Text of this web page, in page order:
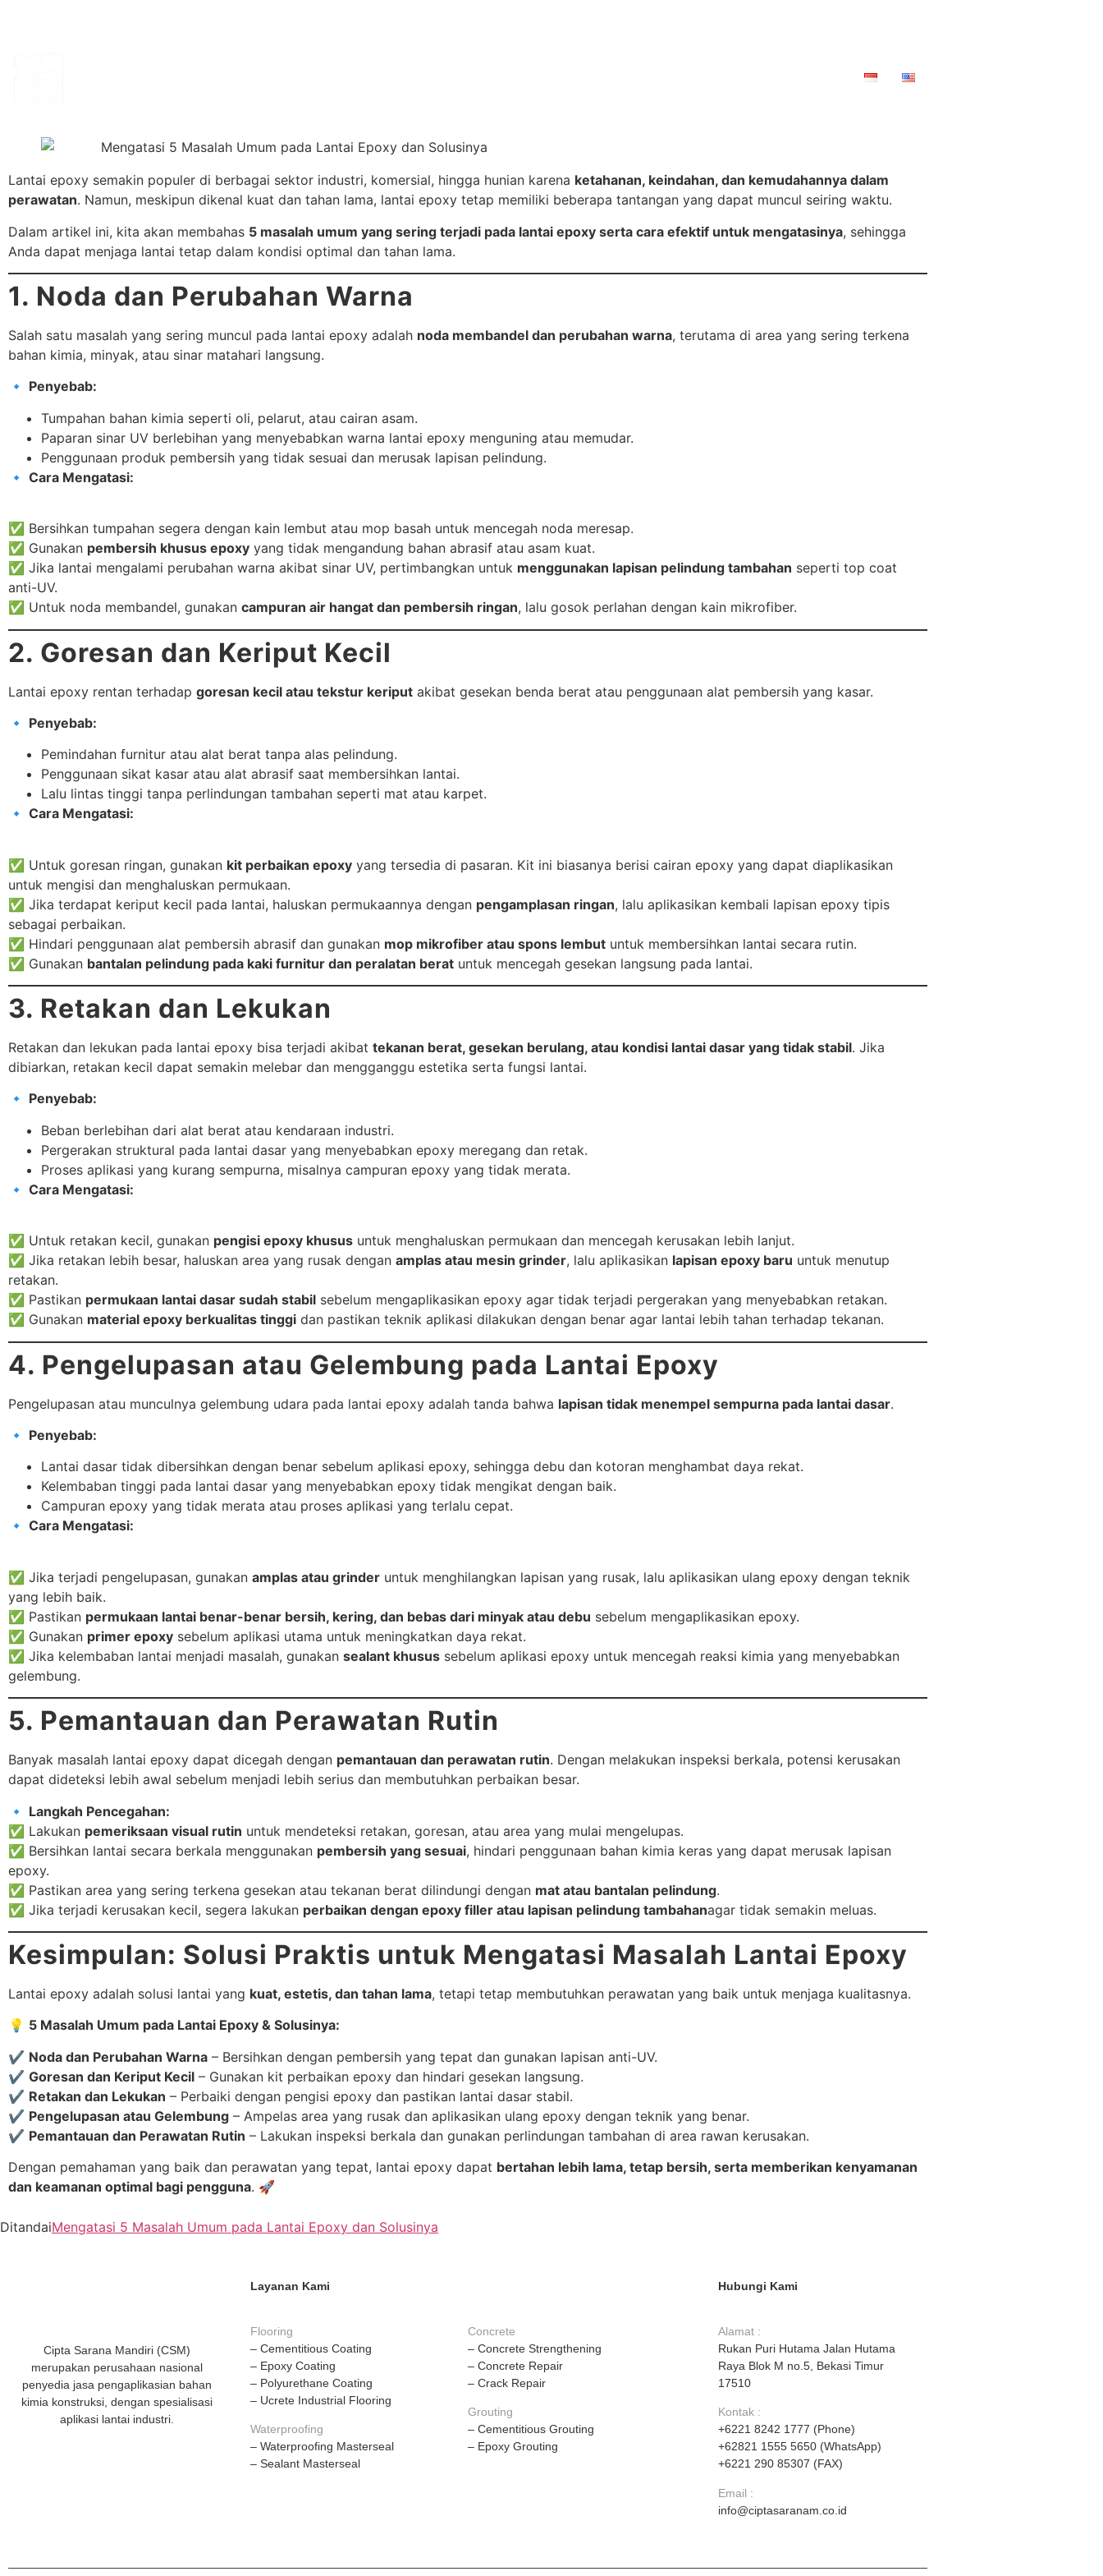
Lantai epoxy semakin populer di berbagai sektor industri, komersial, hingga hunian karena ketahanan, keindahan, dan kemudahannya dalam
perawatan. Namun, meskipun dikenal kuat dan tahan lama, lantai epoxy tetap memiliki beberapa tantangan yang dapat muncul seiring waktu.
Dalam artikel ini, kita akan membahas 5 masalah umum yang sering terjadi pada lantai epoxy serta cara efektif untuk mengatasinya, sehingga
Anda dapat menjaga lantai tetap dalam kondisi optimal dan tahan lama.
1. Noda dan Perubahan Warna
Salah satu masalah yang sering muncul pada lantai epoxy adalah noda membandel dan perubahan warna, terutama di area yang sering terkena
bahan kimia, minyak, atau sinar matahari langsung.
🔹 Penyebab:
Tumpahan bahan kimia seperti oli, pelarut, atau cairan asam.
Paparan sinar UV berlebihan yang menyebabkan warna lantai epoxy menguning atau memudar.
Penggunaan produk pembersih yang tidak sesuai dan merusak lapisan pelindung.
🔹 Cara Mengatasi:
✅ Bersihkan tumpahan segera dengan kain lembut atau mop basah untuk mencegah noda meresap.
✅ Gunakan pembersih khusus epoxy yang tidak mengandung bahan abrasif atau asam kuat.
✅ Jika lantai mengalami perubahan warna akibat sinar UV, pertimbangkan untuk menggunakan lapisan pelindung tambahan seperti top coat
anti-UV.
✅ Untuk noda membandel, gunakan campuran air hangat dan pembersih ringan, lalu gosok perlahan dengan kain mikrofiber.
2. Goresan dan Keriput Kecil
Lantai epoxy rentan terhadap goresan kecil atau tekstur keriput akibat gesekan benda berat atau penggunaan alat pembersih yang kasar.
🔹 Penyebab:
Pemindahan furnitur atau alat berat tanpa alas pelindung.
Penggunaan sikat kasar atau alat abrasif saat membersihkan lantai.
Lalu lintas tinggi tanpa perlindungan tambahan seperti mat atau karpet.
🔹 Cara Mengatasi:
✅ Untuk goresan ringan, gunakan kit perbaikan epoxy yang tersedia di pasaran. Kit ini biasanya berisi cairan epoxy yang dapat diaplikasikan
untuk mengisi dan menghaluskan permukaan.
✅ Jika terdapat keriput kecil pada lantai, haluskan permukaannya dengan pengamplasan ringan, lalu aplikasikan kembali lapisan epoxy tipis
sebagai perbaikan.
✅ Hindari penggunaan alat pembersih abrasif dan gunakan mop mikrofiber atau spons lembut untuk membersihkan lantai secara rutin.
✅ Gunakan bantalan pelindung pada kaki furnitur dan peralatan berat untuk mencegah gesekan langsung pada lantai.
3. Retakan dan Lekukan
Retakan dan lekukan pada lantai epoxy bisa terjadi akibat tekanan berat, gesekan berulang, atau kondisi lantai dasar yang tidak stabil. Jika
dibiarkan, retakan kecil dapat semakin melebar dan mengganggu estetika serta fungsi lantai.
🔹 Penyebab:
Beban berlebihan dari alat berat atau kendaraan industri.
Pergerakan struktural pada lantai dasar yang menyebabkan epoxy meregang dan retak.
Proses aplikasi yang kurang sempurna, misalnya campuran epoxy yang tidak merata.
🔹 Cara Mengatasi:
✅ Untuk retakan kecil, gunakan pengisi epoxy khusus untuk menghaluskan permukaan dan mencegah kerusakan lebih lanjut.
✅ Jika retakan lebih besar, haluskan area yang rusak dengan amplas atau mesin grinder, lalu aplikasikan lapisan epoxy baru untuk menutup
retakan.
✅ Pastikan permukaan lantai dasar sudah stabil sebelum mengaplikasikan epoxy agar tidak terjadi pergerakan yang menyebabkan retakan.
✅ Gunakan material epoxy berkualitas tinggi dan pastikan teknik aplikasi dilakukan dengan benar agar lantai lebih tahan terhadap tekanan.
4. Pengelupasan atau Gelembung pada Lantai Epoxy
Pengelupasan atau munculnya gelembung udara pada lantai epoxy adalah tanda bahwa lapisan tidak menempel sempurna pada lantai dasar.
🔹 Penyebab:
Lantai dasar tidak dibersihkan dengan benar sebelum aplikasi epoxy, sehingga debu dan kotoran menghambat daya rekat.
Kelembaban tinggi pada lantai dasar yang menyebabkan epoxy tidak mengikat dengan baik.
Campuran epoxy yang tidak merata atau proses aplikasi yang terlalu cepat.
🔹 Cara Mengatasi:
✅ Jika terjadi pengelupasan, gunakan amplas atau grinder untuk menghilangkan lapisan yang rusak, lalu aplikasikan ulang epoxy dengan teknik
yang lebih baik.
✅ Pastikan permukaan lantai benar-benar bersih, kering, dan bebas dari minyak atau debu sebelum mengaplikasikan epoxy.
✅ Gunakan primer epoxy sebelum aplikasi utama untuk meningkatkan daya rekat.
✅ Jika kelembaban lantai menjadi masalah, gunakan sealant khusus sebelum aplikasi epoxy untuk mencegah reaksi kimia yang menyebabkan
gelembung.
5. Pemantauan dan Perawatan Rutin
Banyak masalah lantai epoxy dapat dicegah dengan pemantauan dan perawatan rutin. Dengan melakukan inspeksi berkala, potensi kerusakan
dapat dideteksi lebih awal sebelum menjadi lebih serius dan membutuhkan perbaikan besar.
🔹 Langkah Pencegahan:
✅ Lakukan pemeriksaan visual rutin untuk mendeteksi retakan, goresan, atau area yang mulai mengelupas.
✅ Bersihkan lantai secara berkala menggunakan pembersih yang sesuai, hindari penggunaan bahan kimia keras yang dapat merusak lapisan
epoxy.
✅ Pastikan area yang sering terkena gesekan atau tekanan berat dilindungi dengan mat atau bantalan pelindung.
✅ Jika terjadi kerusakan kecil, segera lakukan perbaikan dengan epoxy filler atau lapisan pelindung tambahanagar tidak semakin meluas.
Kesimpulan: Solusi Praktis untuk Mengatasi Masalah Lantai Epoxy
Lantai epoxy adalah solusi lantai yang kuat, estetis, dan tahan lama, tetapi tetap membutuhkan perawatan yang baik untuk menjaga kualitasnya.
💡 5 Masalah Umum pada Lantai Epoxy & Solusinya:
✔ Noda dan Perubahan Warna – Bersihkan dengan pembersih yang tepat dan gunakan lapisan anti-UV.
✔ Goresan dan Keriput Kecil – Gunakan kit perbaikan epoxy dan hindari gesekan langsung.
✔ Retakan dan Lekukan – Perbaiki dengan pengisi epoxy dan pastikan lantai dasar stabil.
✔ Pengelupasan atau Gelembung – Ampelas area yang rusak dan aplikasikan ulang epoxy dengan teknik yang benar.
✔ Pemantauan dan Perawatan Rutin – Lakukan inspeksi berkala dan gunakan perlindungan tambahan di area rawan kerusakan.
Dengan pemahaman yang baik dan perawatan yang tepat, lantai epoxy dapat bertahan lebih lama, tetap bersih, serta memberikan kenyamanan
dan keamanan optimal bagi pengguna. 🚀
DitandaiMengatasi 5 Masalah Umum pada Lantai Epoxy dan Solusinya
Cipta Sarana Mandiri (CSM)
merupakan perusahaan nasional
penyedia jasa pengaplikasian bahan
kimia konstruksi, dengan spesialisasi
aplikasi lantai industri.
Layanan Kami
Flooring
– Cementitious Coating
– Epoxy Coating
– Polyurethane Coating
– Ucrete Industrial Flooring
Waterproofing
– Waterproofing Masterseal
– Sealant Masterseal
Concrete
– Concrete Strengthening
– Concrete Repair
– Crack Repair
Grouting
– Cementitious Grouting
– Epoxy Grouting
Hubungi Kami
Alamat :
Rukan Puri Hutama Jalan Hutama
Raya Blok M no.5, Bekasi Timur
17510
Kontak :
+6221 8242 1777 (Phone)
+62821 1555 5650 (WhatsApp)
+6221 290 85307 (FAX)
Email :
info@ciptasaranam.co.id